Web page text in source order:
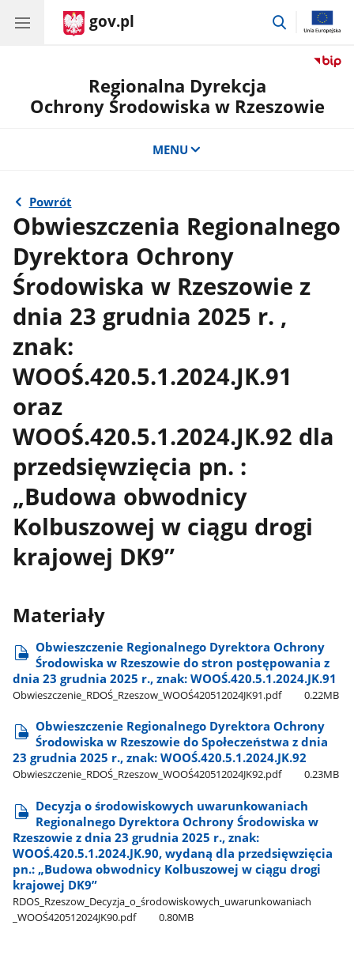
gov.pl
przejdź
Regionalna Dyrekcja
Ochrony Środowiska w Rzeszowie
MENU
Powrót
Obwieszczenia Regionalnego
Dyrektora Ochrony
Środowiska w Rzeszowie z
dnia 23 grudnia 2025 r. ,
znak:
WOOŚ.420.5.1.2024.JK.91
oraz
WOOŚ.420.5.1.2024.JK.92 dla
przedsięwzięcia pn. :
„Budowa obwodnicy
Kolbuszowej w ciągu drogi
krajowej DK9”
Materiały
Obwieszczenie Regionalnego Dyrektora Ochrony
Środowiska w Rzeszowie do stron postępowania z
dnia 23 grudnia 2025 r., znak: WOOŚ.420.5.1.2024.JK.91
Obwieszczenie​_RDOŚ​_Rzeszow​_WOOŚ420512024JK91.pdf 0.22MB
Obwieszczenie Regionalnego Dyrektora Ochrony
Środowiska w Rzeszowie do Społeczeństwa z dnia
23 grudnia 2025 r., znak: WOOŚ.420.5.1.2024.JK.92
Obwieszczenie​_RDOŚ​_Rzeszow​_WOOŚ420512024JK92.pdf 0.23MB
Decyzja o środowiskowych uwarunkowaniach
Regionalnego Dyrektora Ochrony Środowiska w
Rzeszowie z dnia 23 grudnia 2025 r., znak:
WOOŚ.420.5.1.2024.JK.90, wydaną dla przedsięwzięcia
pn.: „Budowa obwodnicy Kolbuszowej w ciągu drogi
krajowej DK9”
RDOS​_Rzeszow​_Decyzja​_o​_środowiskowych​_uwarunkowaniach​
_WOOŚ420512024JK90.pdf
0.80MB